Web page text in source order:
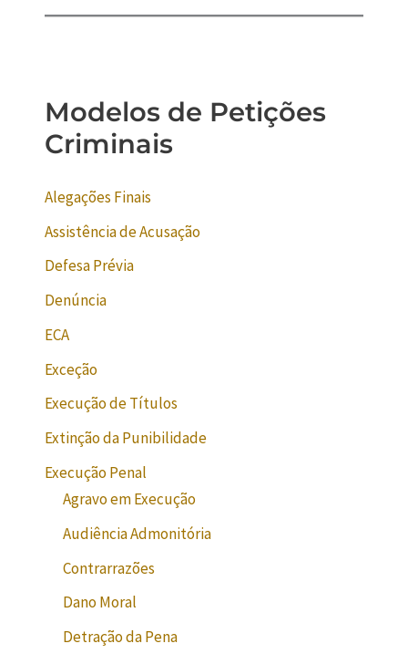
Modelos de Petições
Criminais
Alegações Finais
Assistência de Acusação
Defesa Prévia
Denúncia
ECA
Exceção
Execução de Títulos
Extinção da Punibilidade
Execução Penal
Agravo em Execução
Audiência Admonitória
Contrarrazões
Dano Moral
Detração da Pena